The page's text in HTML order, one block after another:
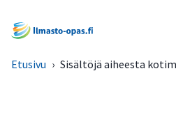
Etusivu › Sisältöjä aiheesta